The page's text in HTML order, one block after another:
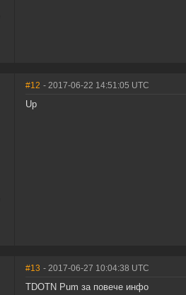
#12 - 2017-06-22 14:51:05 UTC
Up
#13 - 2017-06-27 10:04:38 UTC
TDOTN Pum за повече инфо